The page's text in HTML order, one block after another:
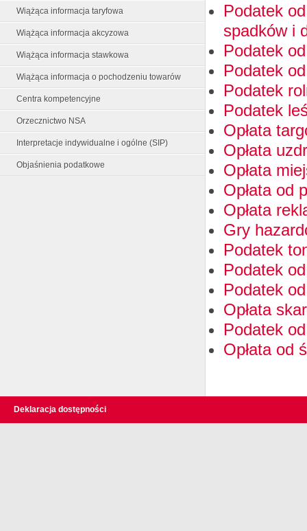
Wiążąca informacja taryfowa
Wiążąca informacja akcyzowa
Wiążąca informacja stawkowa
Wiążąca informacja o pochodzeniu towarów
Centra kompetencyjne
Orzecznictwo NSA
Interpretacje indywidualne i ogólne (SIP)
Objaśnienia podatkowe
Podatek
spadków i
Podatek
Podatek
Podatek
Podatek
Opłata
Opłata
Opłata
Opłata od
Opłata
Gry
Podatek
Podatek
Podatek
Opłata
Podatek
Opłata od
Deklaracja dostępności